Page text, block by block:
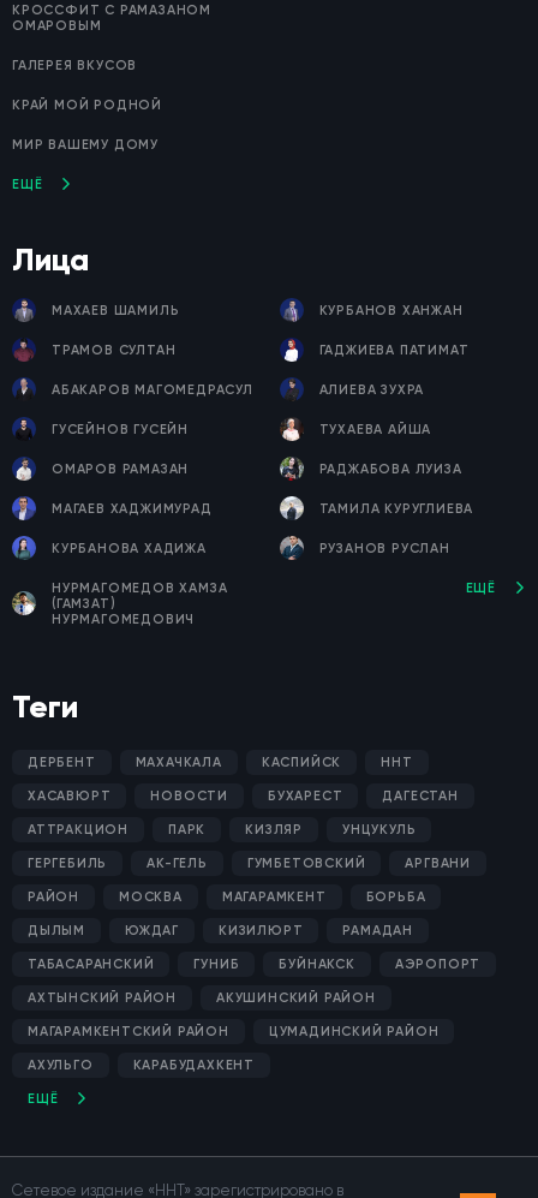
КРОССФИТ С РАМАЗАНОМ
ОМАРОВЫМ
ГАЛЕРЕЯ ВКУСОВ
КРАЙ МОЙ РОДНОЙ
МИР ВАШЕМУ ДОМУ
ЕЩЁ
Лица
МАХАЕВ ШАМИЛЬ КУРБАНОВ ХАНЖАН
ТРАМОВ СУЛТАН ГАДЖИЕВА ПАТИМАТ
АБАКАРОВ МАГОМЕДРАСУЛ АЛИЕВА ЗУХРА
ГУСЕЙНОВ ГУСЕЙН ТУХАЕВА АЙША
ОМАРОВ РАМАЗАН РАДЖАБОВА ЛУИЗА
МАГАЕВ ХАДЖИМУРАД ТАМИЛА КУРУГЛИЕВА
КУРБАНОВА ХАДИЖА РУЗАНОВ РУСЛАН
НУРМАГОМЕДОВ ХАМЗА
(ГАМЗАТ)
НУРМАГОМЕДОВИЧ
ЕЩЁ
Теги
ДЕРБЕНТ МАХАЧКАЛА КАСПИЙСК ННТ
ХАСАВЮРТ НОВОСТИ БУХАРЕСТ ДАГЕСТАН
АТТРАКЦИОН ПАРК КИЗЛЯР УНЦУКУЛЬ
ГЕРГЕБИЛЬ АК-ГЕЛЬ ГУМБЕТОВСКИЙ АРГВАНИ
РАЙОН МОСКВА МАГАРАМКЕНТ БОРЬБА
ДЫЛЫМ ЮЖДАГ КИЗИЛЮРТ РАМАДАН
ТАБАСАРАНСКИЙ ГУНИБ БУЙНАКСК АЭРОПОРТ
АХТЫНСКИЙ РАЙОН АКУШИНСКИЙ РАЙОН
МАГАРАМКЕНТСКИЙ РАЙОН ЦУМАДИНСКИЙ РАЙОН
АХУЛЬГО КАРАБУДАХКЕНТ
ЕЩЁ
Сетевое издание «ННТ» зарегистрировано в